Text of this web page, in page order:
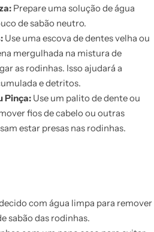
Prepare uma solução de água
de sabão neutro.
Use uma escova de dentes velha ou
mergulhada na mistura de
as rodinhas. Isso ajudará a
e detritos.
Pinça:Use um palito de dente ou
fios de cabelo ou outras
estar presas nas rodinhas.
com água limpa para remover
sabão das rodinhas.